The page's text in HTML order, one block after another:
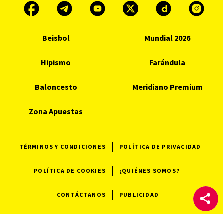
Beisbol Mundial 2026
Hipismo Farándula
Baloncesto Meridiano Premium
Zona Apuestas
TÉRMINOS Y CONDICIONES POLÍTICA DE PRIVACIDAD
POLÍTICA DE COOKIES ¿QUIÉNES SOMOS?
CONTÁCTANOS PUBLICIDAD